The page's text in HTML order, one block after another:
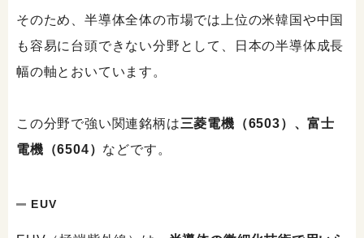
そのため、半導体全体の市場では上位の米韓国や中国
も容易に台頭できない分野として、日本の半導体成長
幅の軸とおいています。
この分野で強い関連銘柄は三菱電機（6503）、富士
電機（6504） などです。
EUV